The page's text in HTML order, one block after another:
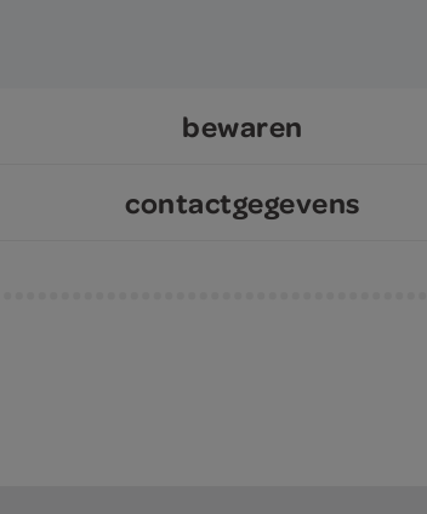
bewaren
contactgegevens